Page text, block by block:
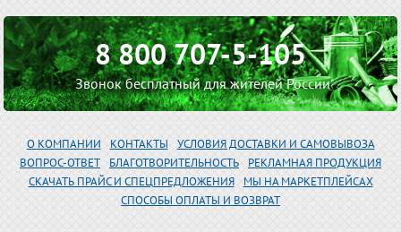
8 800 707-5-105
Звонок бесплатный для жителей России
О КОМПАНИИ КОНТАКТЫ
УСЛОВИЯ ДОСТАВКИ И САМОВЫВОЗА
ВОПРОС-ОТВЕТ
БЛАГОТВОРИТЕЛЬНОСТЬ
РЕКЛАМНАЯ ПРОДУКЦИЯ
СКАЧАТЬ ПРАЙС И СПЕЦПРЕДЛОЖЕНИЯ
МЫ НА МАРКЕТПЛЕЙСАХ
СПОСОБЫ ОПЛАТЫ И ВОЗВРАТ